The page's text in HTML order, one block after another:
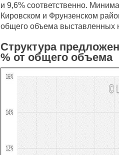
и 9,6% соответственно.
Кировском и Фрунзенском
общего объема выставленных
Структура
% от общего объема